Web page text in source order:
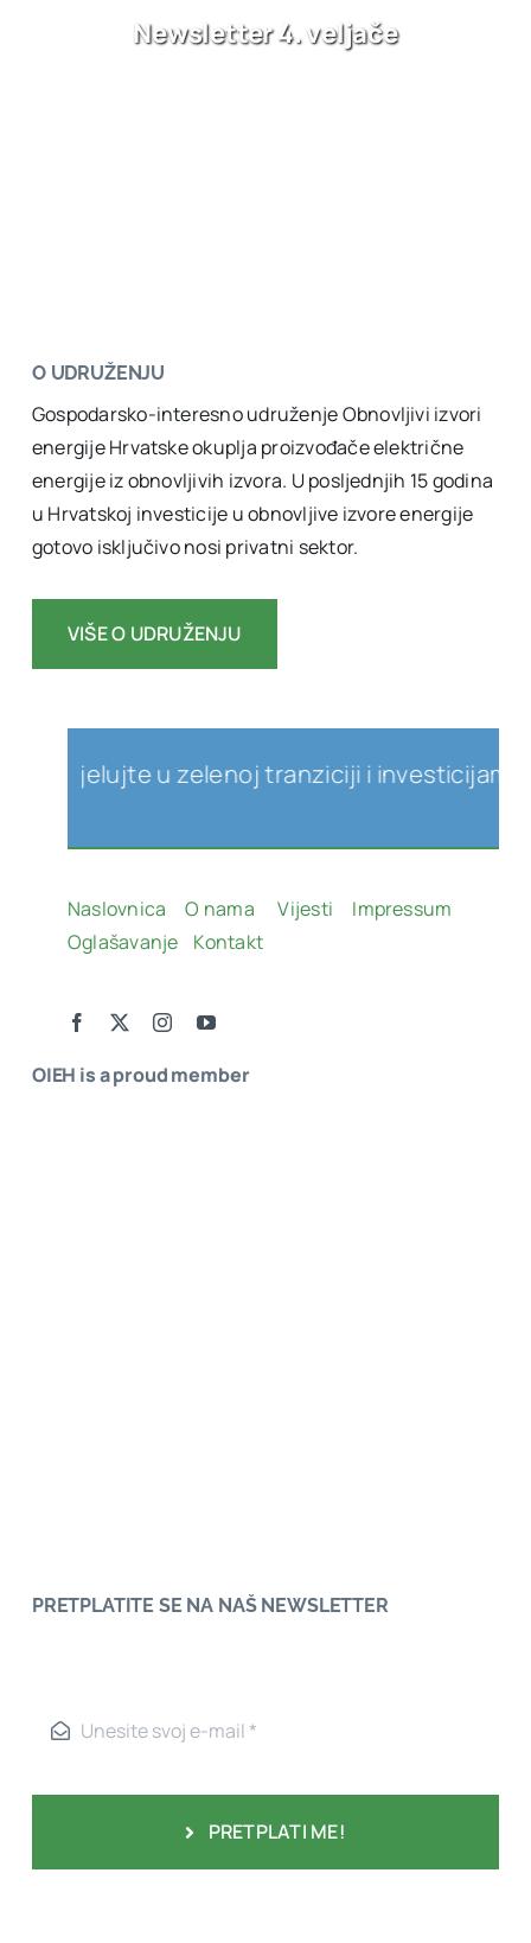
Newsletter 4. veljače
O UDRUŽENJU
Gospodarsko-interesno udruženje Obnovljivi izvori
energije Hrvatske okuplja proizvođače električne
energije iz obnovljivih izvora. U posljednjih 15 godina
u Hrvatskoj investicije u obnovljive izvore energije
gotovo isključivo nosi privatni sektor.
VIŠE O UDRUŽENJU
OIEH is a proud member
PRETPLATITE SE NA NAŠ NEWSLETTER
PRETPLATI ME!
u zelenoj tranziciji i investicijama u
Naslovnica O nama Vijesti
Impressum
Oglašavanje
Kontakt